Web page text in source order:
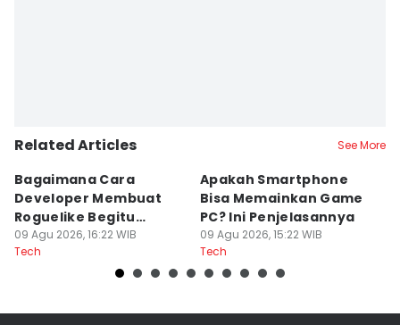
Related Articles See More
Bagaimana Cara
Developer Membuat
Roguelike Begitu
Adiktif?
09 Agu 2026, 16:22 WIB
Tech
Apakah Smartphone
Bisa Memainkan Game
PC? Ini Penjelasannya
09 Agu 2026, 15:22 WIB
Tech